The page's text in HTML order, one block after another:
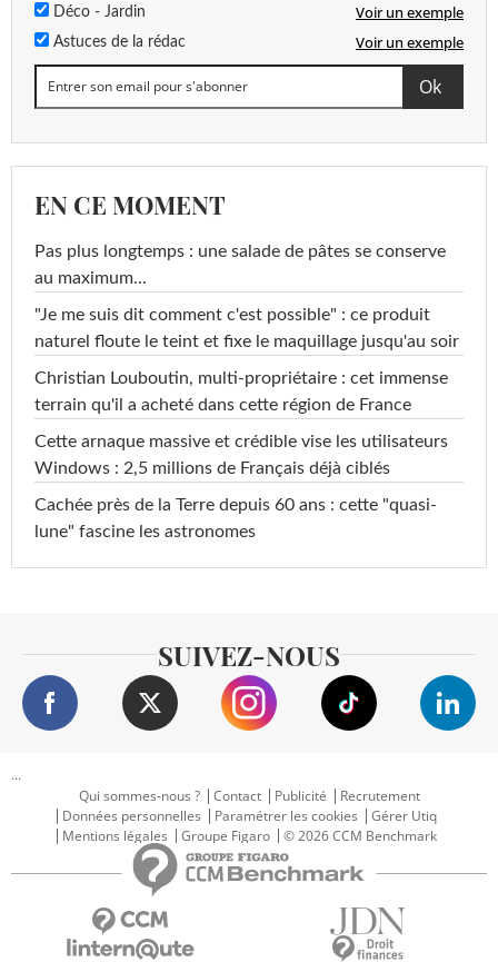
Déco - Jardin Voir un exemple
Astuces de la rédac Voir un exemple
EN CE MOMENT
Pas plus longtemps : une salade de pâtes se conserve
au maximum...
"Je me suis dit comment c'est possible" : ce produit
naturel floute le teint et fixe le maquillage jusqu'au soir
Christian Louboutin, multi-propriétaire : cet immense
terrain qu'il a acheté dans cette région de France
Cette arnaque massive et crédible vise les utilisateurs
Windows : 2,5 millions de Français déjà ciblés
Cachée près de la Terre depuis 60 ans : cette "quasi-
lune" fascine les astronomes
SUIVEZ-NOUS
...
Qui sommes-nous ?
Contact Publicité
Recrutement
Données personnelles
Paramétrer les cookies
Gérer Utiq
Mentions légales
Groupe Figaro © 2026 CCM Benchmark